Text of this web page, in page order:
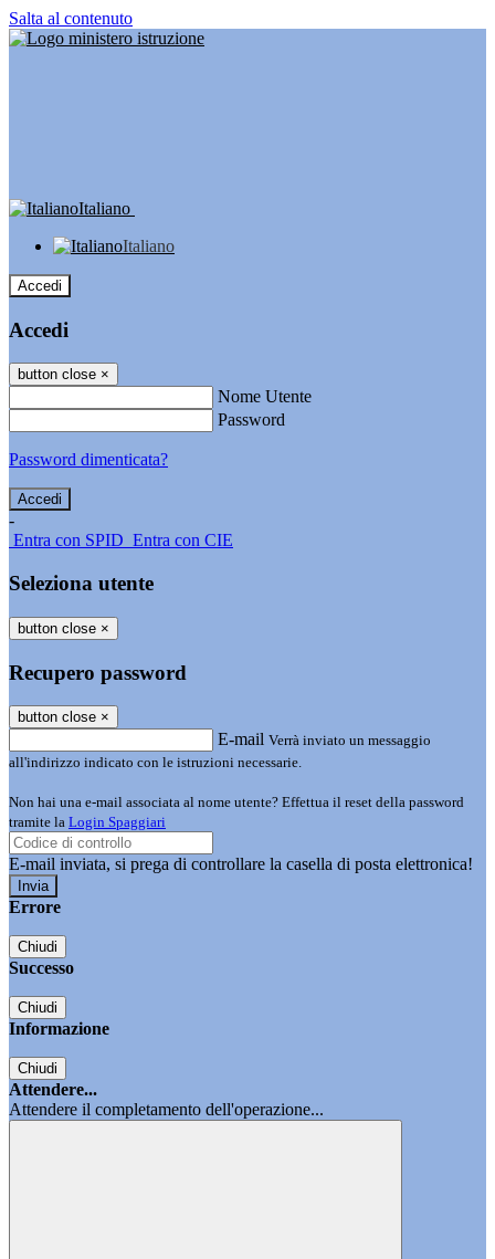
Salta al contenuto
Italiano
Italiano
Accedi
Accedi
button close ×
Nome Utente
Password
Password dimenticata?
-
Entra con SPID Entra con CIE
Seleziona utente
button close ×
Recupero password
button close ×
E-mail Verrà inviato un messaggio
all'indirizzo indicato con le istruzioni necessarie.
Non hai una e-mail associata al nome utente? Effettua il reset della password
tramite la Login Spaggiari
E-mail inviata, si prega di controllare la casella di posta elettronica!
Errore
Chiudi
Successo
Chiudi
Informazione
Chiudi
Attendere...
Attendere il completamento dell'operazione...